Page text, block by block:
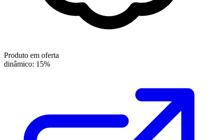
Produto em oferta
dinâmico: 15%